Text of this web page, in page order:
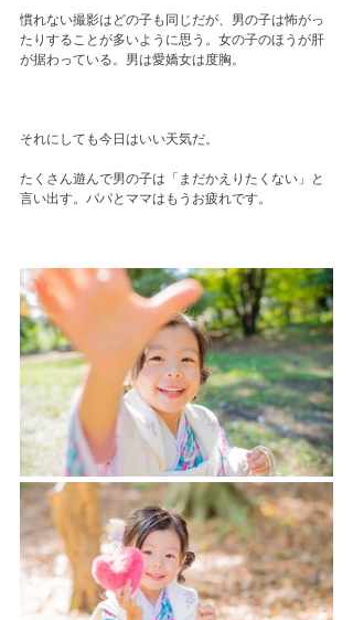
慣れない撮影はどの子も同じだが、男の子は怖がっ
たりすることが多いように思う。女の子のほうが肝
が据わっている。男は愛嬌女は度胸。
それにしても今日はいい天気だ。
たくさん遊んで男の子は「まだかえりたくない」と
言い出す。パパとママはもうお疲れです。